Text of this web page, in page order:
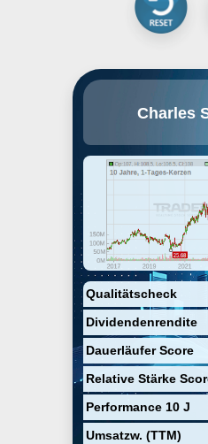
Charles
Qualitätscheck
Dividendenrendite
Dauerläufer Score
Relative Stärke
Performance 10 J
Umsatzw. (TTM)
Francisco ist
Unternehmen
Netzwerk von
und eine
Investitions-
auch eine
bietet
unabhängige
Das
3 Bio. USD an
zu den größten